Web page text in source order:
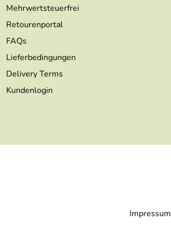
Mehrwertsteuerfrei
Retourenportal
FAQs
Lieferbedingungen
Delivery Terms
Kundenlogin
Impressum